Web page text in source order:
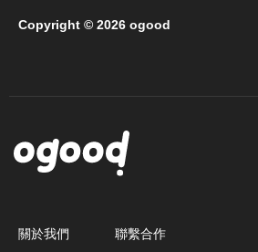
Copyright © 2026 ogood
關於我們 聯繫合作